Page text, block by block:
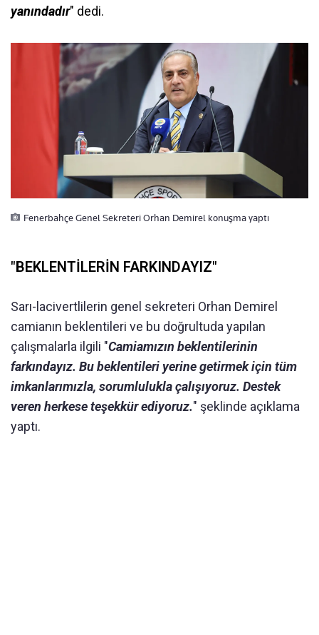
yanındadır" dedi.
Fenerbahçe Genel Sekreteri Orhan Demirel konuşma yaptı
"BEKLENTİLERİN FARKINDAYIZ"
Sarı-lacivertlilerin genel sekreteri Orhan Demirel
camianın beklentileri ve bu doğrultuda yapılan
çalışmalarla ilgili "Camiamızın beklentilerinin
farkındayız. Bu beklentileri yerine getirmek için tüm
imkanlarımızla, sorumlulukla çalışıyoruz. Destek
veren herkese teşekkür ediyoruz." şeklinde açıklama
yaptı.